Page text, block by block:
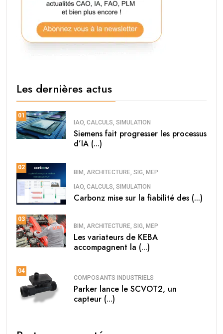
Les dernières actus
01
IAO, CALCULS, SIMULATION
Siemens fait progresser les processus
d’IA (...)
02
BIM, ARCHITECTURE, SIG, MEP
IAO, CALCULS, SIMULATION
Carbonz mise sur la fiabilité des (...)
03
BIM, ARCHITECTURE, SIG, MEP
Les variateurs de KEBA
accompagnent la (...)
04
COMPOSANTS INDUSTRIELS
Parker lance le SCVOT2, un
capteur (...)